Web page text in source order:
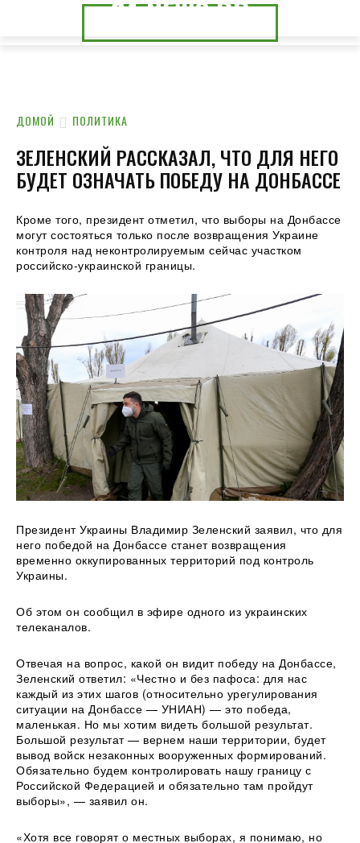
24.NEWS.CK
24.NEWS.DP
ДОМОЙ ПОЛИТИКА
ЗЕЛЕНСКИЙ РАССКАЗАЛ, ЧТО ДЛЯ НЕГО
БУДЕТ ОЗНАЧАТЬ ПОБЕДУ НА ДОНБАССЕ
Кроме того, президент отметил, что выборы на Донбассе
могут состояться только после возвращения Украине
контроля над неконтролируемым сейчас участком
российско-украинской границы.
Президент Украины Владимир Зеленский заявил, что для
него победой на Донбассе станет возвращения
временно оккупированных территорий под контроль
Украины.
Об этом он сообщил в эфире одного из украинских
телеканалов.
Отвечая на вопрос, какой он видит победу на Донбассе,
Зеленский ответил: «Честно и без пафоса: для нас
каждый из этих шагов (относительно урегулирования
ситуации на Донбассе — УНИАН) — это победа,
маленькая. Но мы хотим видеть большой результат.
Большой результат — вернем наши территории, будет
вывод войск незаконных вооруженных формирований.
Обязательно будем контролировать нашу границу с
Российской Федерацией и обязательно там пройдут
выборы», — заявил он.
«Хотя все говорят о местных выборах, я понимаю, но